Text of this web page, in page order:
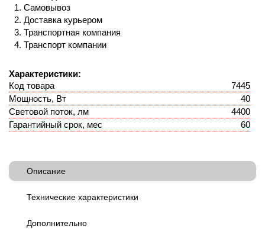
Самовывоз
Доставка курьером
Транспортная компания
Транспорт компании
Характеристики:
Код товара
7445
Мощность, Вт
40
Световой поток, лм
4400
Гарантийный срок, мес
60
Описание
Технические характеристики
Дополнительно